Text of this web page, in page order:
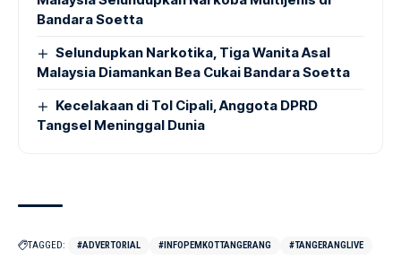
Bandara Soetta
Selundupkan Narkotika, Tiga Wanita Asal
Malaysia Diamankan Bea Cukai Bandara Soetta
Kecelakaan di Tol Cipali, Anggota DPRD
Tangsel Meninggal Dunia
TAGGED: #ADVERTORIAL #INFOPEMKOTTANGERANG #TANGERANGLIVE